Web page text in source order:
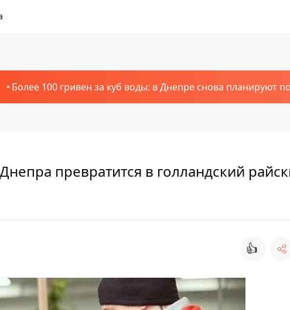
Более 100 гривен за куб воды: в Днепре снова планируют
превратится в голландский
👍